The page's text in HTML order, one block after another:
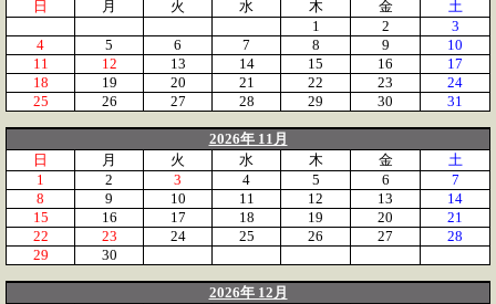
日
月 火 水 木 金
土
1
2
3
4
5 6 7 8 9
10
11
12 13 14 15 16
17
18
19 20 21 22 23
24
25
26 27 28 29 30 31
2026年 11月
日
月 火 水 木 金
土
1
2 3 4 5 6
7
8
9 10 11 12 13
14
15
16 17 18 19 20
21
22
23 24 25 26 27
28
29
30
2026年 12月